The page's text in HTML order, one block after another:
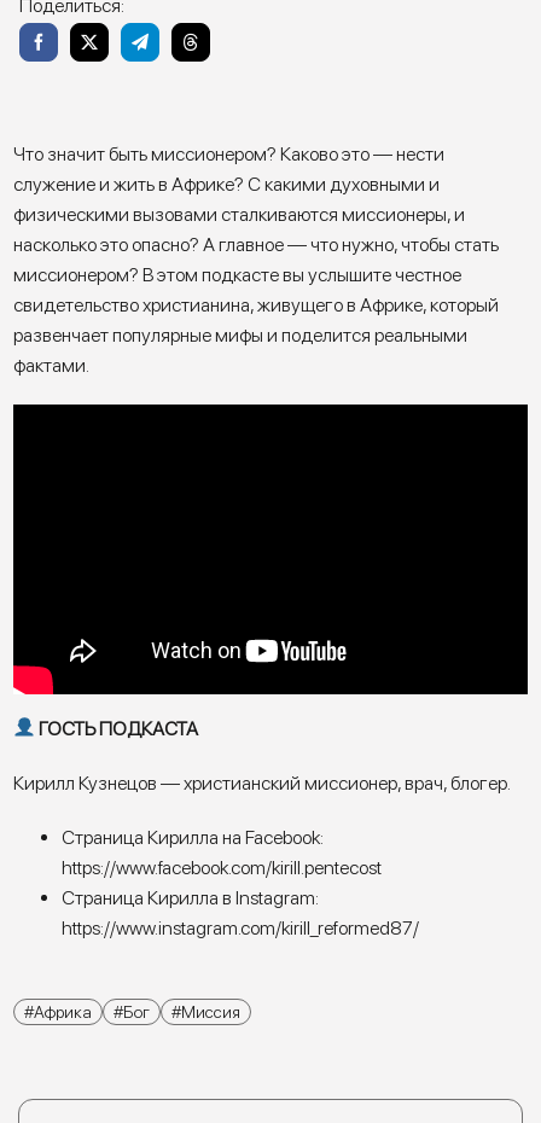
Поделиться:
Что значит быть миссионером? Каково это — нести
служение и жить в Африке? С какими духовными и
физическими вызовами сталкиваются миссионеры, и
насколько это опасно? А главное — что нужно, чтобы стать
миссионером? В этом подкасте вы услышите честное
свидетельство христианина, живущего в Африке, который
развенчает популярные мифы и поделится реальными
фактами.
ГОСТЬ ПОДКАСТА
Кирилл Кузнецов — христианский миссионер, врач, блогер.
Страница Кирилла на Facebook:
https://www.facebook.com/kirill.pentecost
Страница Кирилла в Instagram:
https://www.instagram.com/kirill_reformed87/
Африка Бог Миссия